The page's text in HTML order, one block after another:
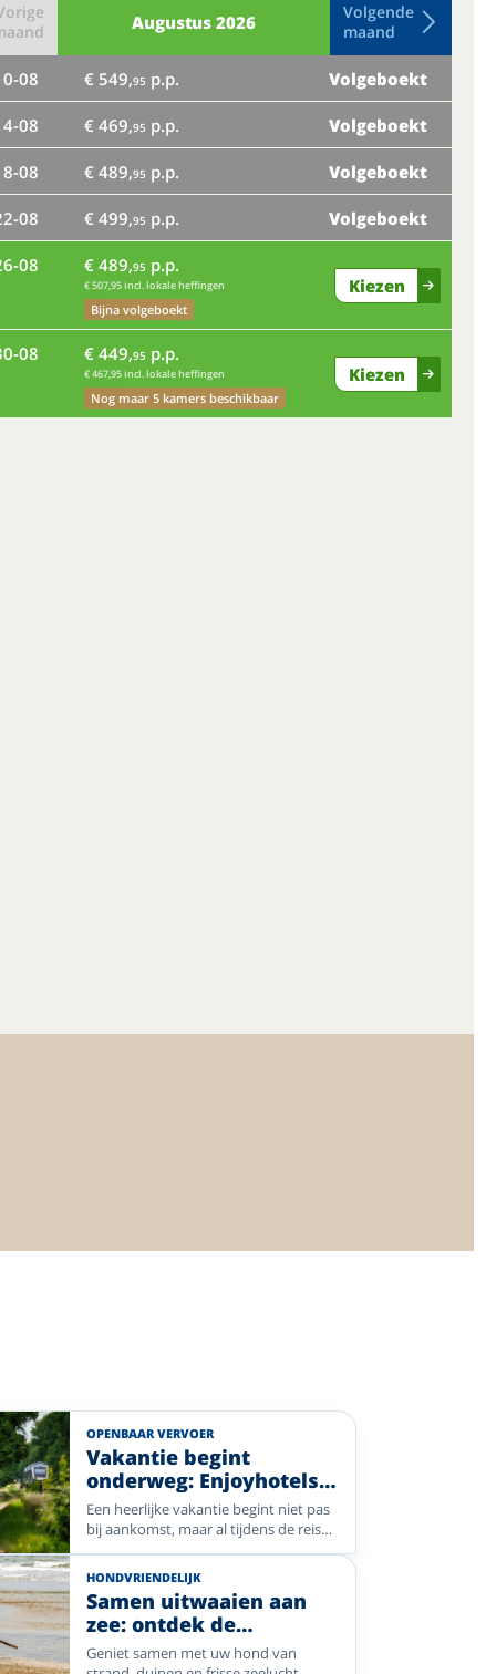
Augustus 2026
Volgende
maand
08 € 549,95 p.p. Volgeboekt
08 € 469,95 p.p. Volgeboekt
08 € 489,95 p.p. Volgeboekt
08 € 499,95 p.p. Volgeboekt
08 € 489,95 p.p.
€ 507,95 incl. lokale heffingen
Bijna volgeboekt
Kiezen
08 € 449,95 p.p.
€ 467,95 incl. lokale heffingen
Nog maar 5 kamers beschikbaar
Kiezen
OPENBAAR VERVOER
Vakantie begint
onderweg: Enjoyhotels
die u gemakkelijk
bereikt met het OV
Een heerlijke vakantie begint niet pas
bij aankomst, maar al tijdens de reis
ernaartoe. Met deze selectie
Enjoyhotels reist u comfortabel met
het openbaar vervoer naar bijzondere
bestemmingen zoals de Belgische
kust, het rustige noorden en de
prachtige Waddeneilanden. Of u nu
wilt uitwaaien aan zee, genieten van
HONDVRIENDELIJK
Samen uitwaaien aan
zee: ontdek de
hondvriendelijke hotels
Geniet samen met uw hond van